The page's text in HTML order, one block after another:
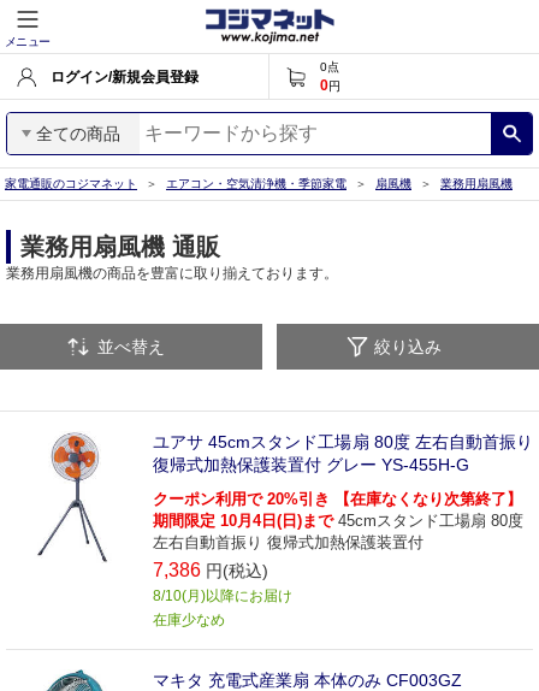
メニュー
ログイン/新規会員登録
0点
0円
全ての商品
家電通販のコジマネット エアコン・空気清浄機・季節家電 扇風機 業務用扇風機
業務用扇風機 通販
業務用扇風機の商品を豊富に取り揃えております。
並べ替え 絞り込み
ユアサ 45cmスタンド工場扇 80度 左右自動首振り
復帰式加熱保護装置付 グレー YS-455H-G
クーポン利用で 20%引き 【在庫なくなり次第終了】
期間限定 10月4日(日)まで45cmスタンド工場扇 80度
左右自動首振り 復帰式加熱保護装置付
7,386 円(税込)
8/10(月)以降にお届け
在庫少なめ
マキタ 充電式産業扇 本体のみ CF003GZ